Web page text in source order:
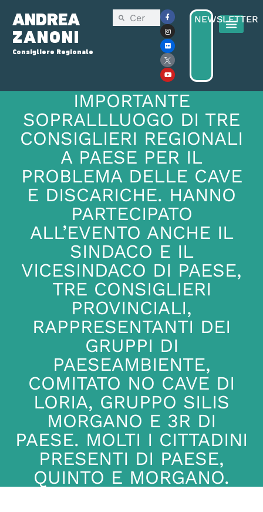
ANDREA
ZANONI
Consigliere Regionale
NEWSLETTER
IMPORTANTE
SOPRALLLUOGO DI TRE
CONSIGLIERI REGIONALI
A PAESE PER IL
PROBLEMA DELLE CAVE
E DISCARICHE. HANNO
PARTECIPATO
ALL’EVENTO ANCHE IL
SINDACO E IL
VICESINDACO DI PAESE,
TRE CONSIGLIERI
PROVINCIALI,
RAPPRESENTANTI DEI
GRUPPI DI
PAESEAMBIENTE,
COMITATO NO CAVE DI
LORIA, GRUPPO SILIS
MORGANO E 3R DI
PAESE. MOLTI I CITTADINI
PRESENTI DI PAESE,
QUINTO E MORGANO.